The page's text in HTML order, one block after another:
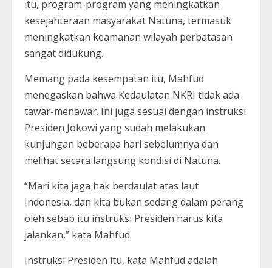
itu, program-program yang meningkatkan
kesejahteraan masyarakat Natuna, termasuk
meningkatkan keamanan wilayah perbatasan
sangat didukung.
Memang pada kesempatan itu, Mahfud
menegaskan bahwa Kedaulatan NKRI tidak ada
tawar-menawar. Ini juga sesuai dengan instruksi
Presiden Jokowi yang sudah melakukan
kunjungan beberapa hari sebelumnya dan
melihat secara langsung kondisi di Natuna.
“Mari kita jaga hak berdaulat atas laut
Indonesia, dan kita bukan sedang dalam perang
oleh sebab itu instruksi Presiden harus kita
jalankan,” kata Mahfud.
Instruksi Presiden itu, kata Mahfud adalah